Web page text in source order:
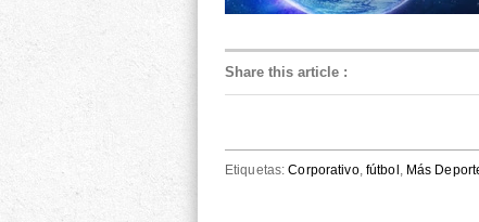
Share this article :
Etiquetas:Corporativo, fútbol , Más